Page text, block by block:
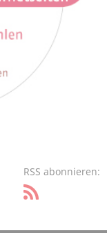
RSS abonnieren: